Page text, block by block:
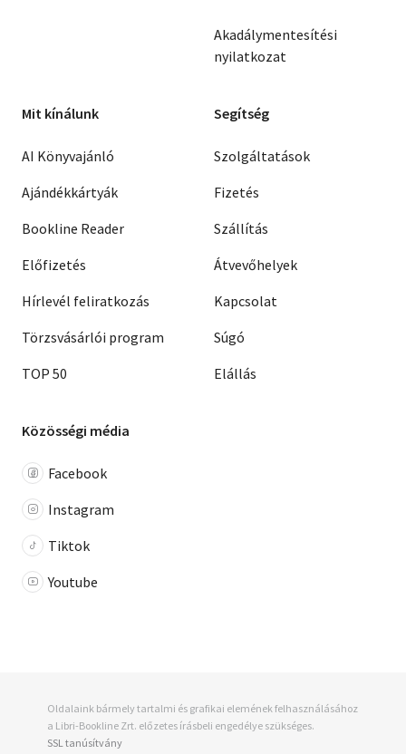
Akadálymentesítési
nyilatkozat
Mit kínálunk
AI Könyvajánló
Ajándékkártyák
Bookline Reader
Előfizetés
Hírlevél feliratkozás
Törzsvásárlói program
TOP 50
Segítség
Szolgáltatások
Fizetés
Szállítás
Átvevőhelyek
Kapcsolat
Súgó
Elállás
Közösségi média
Facebook
Instagram
Tiktok
Youtube
Oldalaink bármely tartalmi és grafikai elemének felhasználásához
a Libri-Bookline Zrt. előzetes írásbeli engedélye szükséges.
SSL tanúsítvány